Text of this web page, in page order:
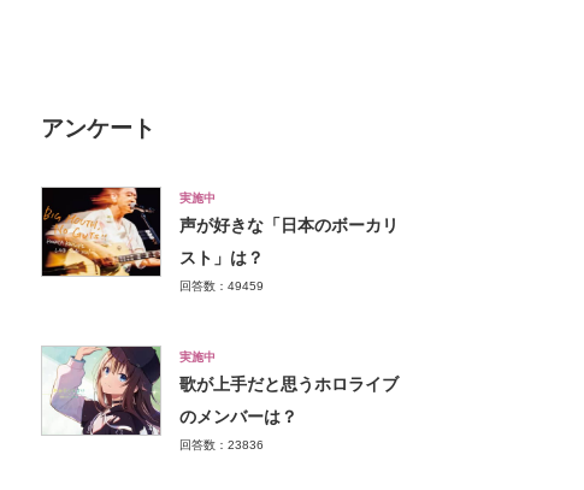
アンケート
実施中
声が好きな「日本のボーカリ
スト」は？
回答数：49459
実施中
歌が上手だと思うホロライブ
のメンバーは？
回答数：23836